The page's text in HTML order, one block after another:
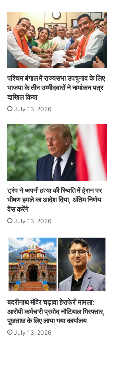
CHHATTISGARH
MOVIES RAIPUR
पश्चिम बंगाल में राज्यसभा उपचुनाव के लिए
भाजपा के तीन उम्मीदवारों ने नामांकन पत्र
दाखिल किया
July 13, 2026
ट्रंप ने अपनी हत्या की स्थिति में ईरान पर
भीषण हमले का आदेश दिया, अंतिम निर्णय
वेंस करेंगे
July 13, 2026
बदरीनाथ मंदिर चढ़ावा हेराफेरी मामला:
आरोपी कर्मचारी प्रमोद नौटियाल गिरफ्तार,
पूछताछ के लिए लाया गया कार्यालय
July 13, 2026